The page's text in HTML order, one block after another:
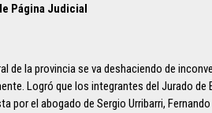
Página Judicial
de la provincia se va deshaciendo de
Logró que los integrantes del Jurado de
por el abogado de Sergio Urribarri,